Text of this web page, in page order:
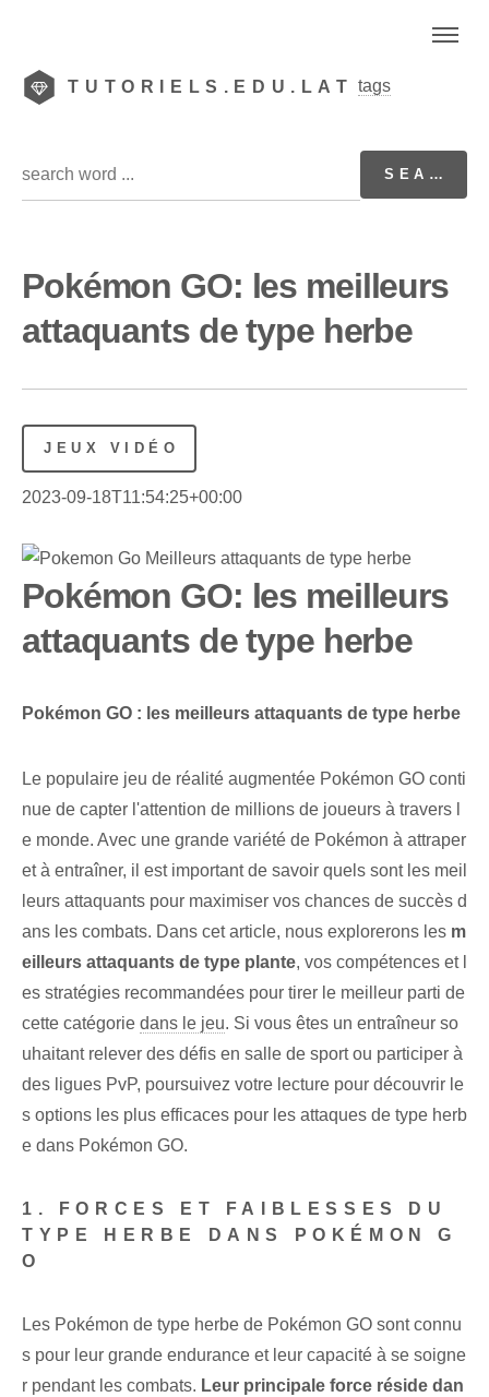
TUTORIELS.EDU.LAT tags
Pokémon GO: les meilleurs
attaquants de type herbe
JEUX VIDÉO
2023-09-18T11:54:25+00:00
Pokémon GO: les meilleurs
attaquants de type herbe
Pokémon GO : les meilleurs attaquants de type herbe
Le populaire jeu de réalité augmentée Pokémon GO conti
nue de capter l'attention de millions de joueurs à travers l
e monde. Avec une grande variété de Pokémon à attraper
et à entraîner, il est important de savoir quels sont les meil
leurs attaquants pour maximiser vos chances de succès d
ans les combats. Dans cet article, nous explorerons les m
eilleurs attaquants de type plante, vos compétences et l
es stratégies recommandées pour tirer le meilleur parti de
cette catégorie dans le jeu. Si vous êtes un entraîneur so
uhaitant relever des défis en salle de sport ou participer à
des ligues PvP, poursuivez votre lecture pour découvrir le
s options les plus efficaces pour les attaques de type herb
e dans Pokémon GO.
1. FORCES ET FAIBLESSES DU
TYPE HERBE DANS POKÉMON G
O
Les Pokémon de type herbe de Pokémon GO sont connu
s pour leur grande endurance et leur capacité à se soigne
r pendant les combats. Leur principale force réside dan